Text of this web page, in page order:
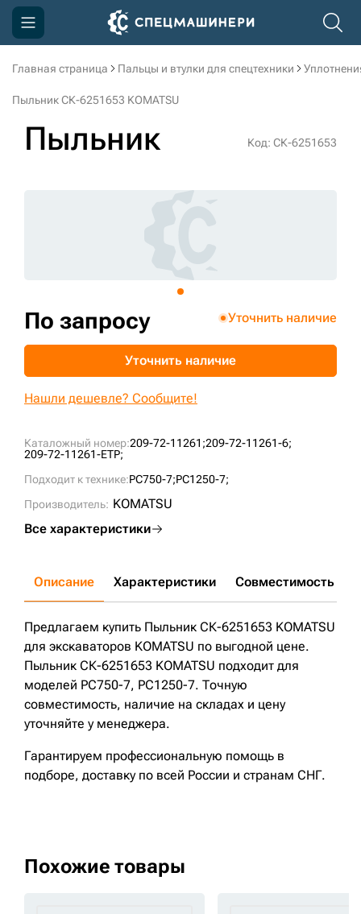
Главная страница Пальцы и втулки для спецтехники
Пыльник СК-6251653 KOMATSU
Пыльник Код: СК-6251653
Каталожный номер:209-72-11261;209-72-11261-6;
209-72-11261-ETP;
Подходит к технике:PC750-7;PC1250-7;
Производитель: KOMATSU
Все характеристики
По запросу Уточнить наличие
Уточнить наличие
Нашли дешевле? Сообщите!
Описание Характеристики Совместимость
Предлагаем купить Пыльник СК-6251653 KOMATSU
для экскаваторов KOMATSU по выгодной цене.
Пыльник СК-6251653 KOMATSU подходит для
моделей PC750-7, PC1250-7. Точную
совместимость, наличие на складах и цену
уточняйте у менеджера.
Гарантируем профессиональную помощь в
подборе, доставку по всей России и странам СНГ.
Похожие товары
Компания
Доставка и оплата
+7 (499) 394-50-93